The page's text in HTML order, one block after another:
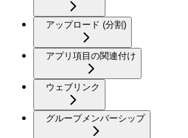
アップロード (分割)
アプリ項目の関連付け
ウェブリンク
グループメンバーシップ